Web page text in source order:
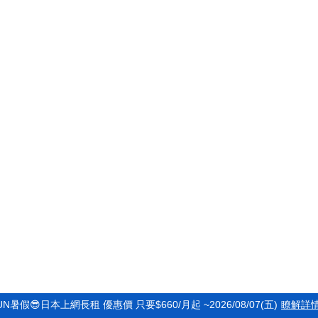
暑假😎日本上網長租 優惠價 只要$660/月起 ~2026/08/07(五) 瞭解詳